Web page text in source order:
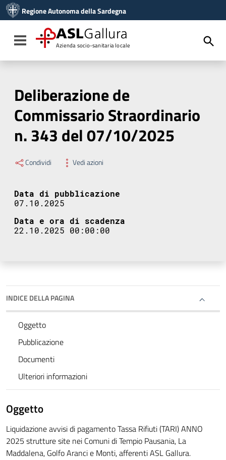
Vai al menu di navigazione
Vai al footer
Regione Autonoma della Sardegna
Toggle navigation
ASLGallura
Azienda socio-sanitaria locale
Deliberazione de
Commissario Straordinario
n. 343 del 07/10/2025
Condividi Vedi azioni
Data di pubblicazione
07.10.2025
Data e ora di scadenza
22.10.2025 00:00:00
INDICE DELLA PAGINA
Oggetto
Pubblicazione
Documenti
Ulteriori informazioni
Oggetto
Liquidazione avvisi di pagamento Tassa Rifiuti (TARI) ANNO
2025 strutture site nei Comuni di Tempio Pausania, La
Maddalena, Golfo Aranci e Monti, afferenti ASL Gallura.